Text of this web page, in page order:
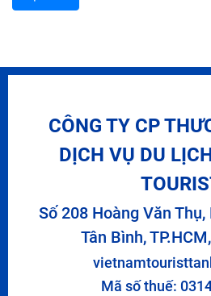
CÔNG TY CP
DỊCH VỤ DU
Số 208 Hoàng Văn
Tân Bình,
Mã số thuế: